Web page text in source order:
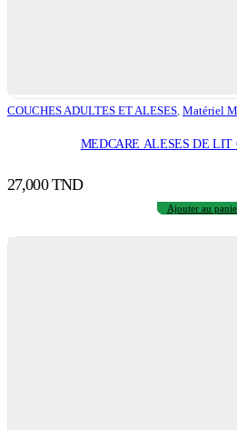
COUCHES ADULTES ET ALESES, Matériel
MEDCARE ALESES DE LIT
27,000TND
Ajouter au